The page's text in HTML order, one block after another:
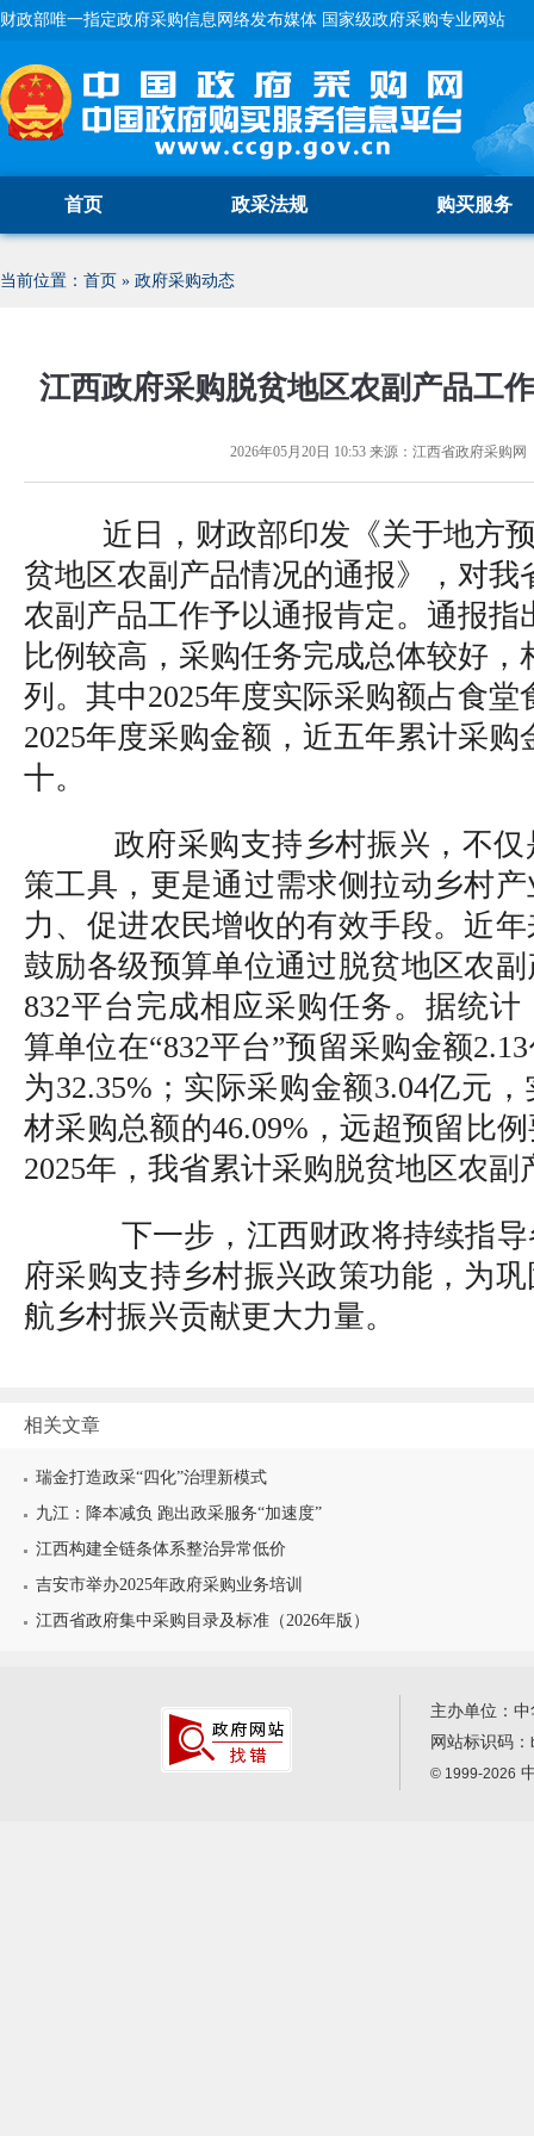
财政部唯一指定政府采购信息网络发布媒体 国家级政府采购专业网站
首页 政采法规 购买服务
当前位置： 首页 » 政府采购动态
江西政府采购脱贫地区农副产品工
2026年05月20日 10:53来源： 江西省政府采购网
近日，财政部印发《关于地方
贫地区农副产品情况的通报》，对我
农副产品工作予以通报肯定。通报指
比例较高，采购任务完成总体较好
列。其中2025年度实际采购额占食
2025年度采购金额，近五年累计采
十。
政府采购支持乡村振兴，不
策工具，更是通过需求侧拉动乡村
力、促进农民增收的有效手段。近
鼓励各级预算单位通过脱贫地区农
832平台完成相应采购任务。据统计
算单位在“832平台”预留采购金额
为32.35%；实际采购金额3.04亿元
材采购总额的46.09%，远超预留比
2025年，我省累计采购脱贫地区农副
下一步，江西财政将持续指
府采购支持乡村振兴政策功能，为
航乡村振兴贡献更大力量。
相关文章
瑞金打造政采“四化”治理新模式
九江：降本减负 跑出政采服务“加速度”
江西构建全链条体系整治异常低价
吉安市举办2025年政府采购业务培训
江西省政府集中采购目录及标准（2026年版）
主办单位：
网站标识码：
© 1999-2026